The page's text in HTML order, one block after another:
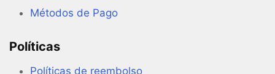
Métodos de Pago
Políticas
Políticas de reembolso